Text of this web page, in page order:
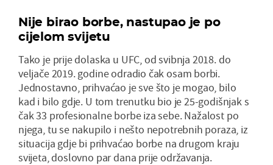
Nije birao borbe, nastupao je po
cijelom svijetu
Tako je prije dolaska u UFC, od svibnja 2018. do
veljače 2019. godine odradio čak osam borbi.
Jednostavno, prihvaćao je sve što je mogao, bilo
kad i bilo gdje. U tom trenutku bio je 25-godišnjak s
čak 33 profesionalne borbe iza sebe. Nažalost po
njega, tu se nakupilo i nešto nepotrebnih poraza, iz
situacija gdje bi prihvaćao borbe na drugom kraju
svijeta, doslovno par dana prije održavanja.